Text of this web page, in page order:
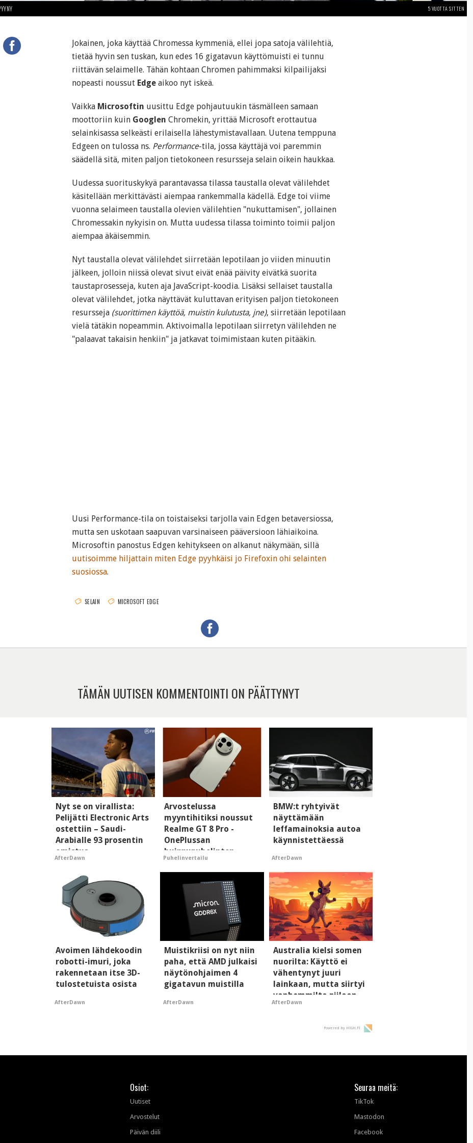
5 VUOTTA SITTEN
Jokainen, joka käyttää Chromessa kymmeniä, ellei jopa satoja välilehtiä,
tietää hyvin sen tuskan, kun edes 16 gigatavun käyttömuisti ei tunnu
riittävän selaimelle. Tähän kohtaan Chromen pahimmaksi kilpailijaksi
nopeasti noussut Edge aikoo nyt iskeä.
Vaikka Microsoftin uusittu Edge pohjautuukin täsmälleen samaan
moottoriin kuin Googlen Chromekin, yrittää Microsoft erottautua
selainkisassa selkeästi erilaisella lähestymistavallaan. Uutena temppuna
Edgeen on tulossa ns. Performance-tila, jossa käyttäjä voi paremmin
säädellä sitä, miten paljon tietokoneen resursseja selain oikein haukkaa.
Uudessa suorituskykyä parantavassa tilassa taustalla olevat välilehdet
käsitellään merkittävästi aiempaa rankemmalla kädellä. Edge toi viime
vuonna selaimeen taustalla olevien välilehtien "nukuttamisen", jollainen
Chromessakin nykyisin on. Mutta uudessa tilassa toiminto toimii paljon
aiempaa äkäisemmin.
Nyt taustalla olevat välilehdet siirretään lepotilaan jo viiden minuutin
jälkeen, jolloin niissä olevat sivut eivät enää päivity eivätkä suorita
taustaprosesseja, kuten aja JavaScript-koodia. Lisäksi sellaiset taustalla
olevat välilehdet, jotka näyttävät kuluttavan erityisen paljon tietokoneen
resursseja (suorittimen käyttöä, muistin kulutusta, jne), siirretään lepotilaan
vielä tätäkin nopeammin. Aktivoimalla lepotilaan siirretyn välilehden ne
"palaavat takaisin henkiin" ja jatkavat toimimistaan kuten pitääkin.
Uusi Performance-tila on toistaiseksi tarjolla vain Edgen betaversiossa,
mutta sen uskotaan saapuvan varsinaiseen pääversioon lähiaikoina.
Microsoftin panostus Edgen kehitykseen on alkanut näkymään, sillä
uutisoimme hiljattain miten Edge pyyhkäisi jo Firefoxin ohi selainten
suosiossa.
SELAIN MICROSOFT EDGE
TÄMÄN UUTISEN KOMMENTOINTI ON PÄÄTTYNYT
Nyt se on virallista:
Pelijätti Electronic Arts
ostettiin – Saudi-
Arabialle 93 prosentin
omistus
AfterDawn
Arvostelussa
myyntihitiksi noussut
Realme GT 8 Pro -
OnePlussan
huippupuhelinten
"perillinen"
Puhelinvertailu
BMW:t ryhtyivät
näyttämään
leffamainoksia autoa
käynnistettäessä
AfterDawn
Avoimen lähdekoodin
robotti-imuri, joka
rakennetaan itse 3D-
tulostetuista osista
AfterDawn
Muistikriisi on nyt niin
paha, että AMD julkaisi
näytönohjaimen 4
gigatavun muistilla
AfterDawn
Australia kielsi somen
nuorilta: Käyttö ei
vähentynyt juuri
lainkaan, mutta siirtyi
vanhemmilta piiloon
AfterDawn
Powered by HIGH.FI
Osiot:
Uutiset
Arvostelut
Päivän diili
Seuraa meitä:
TikTok
Mastodon
Facebook